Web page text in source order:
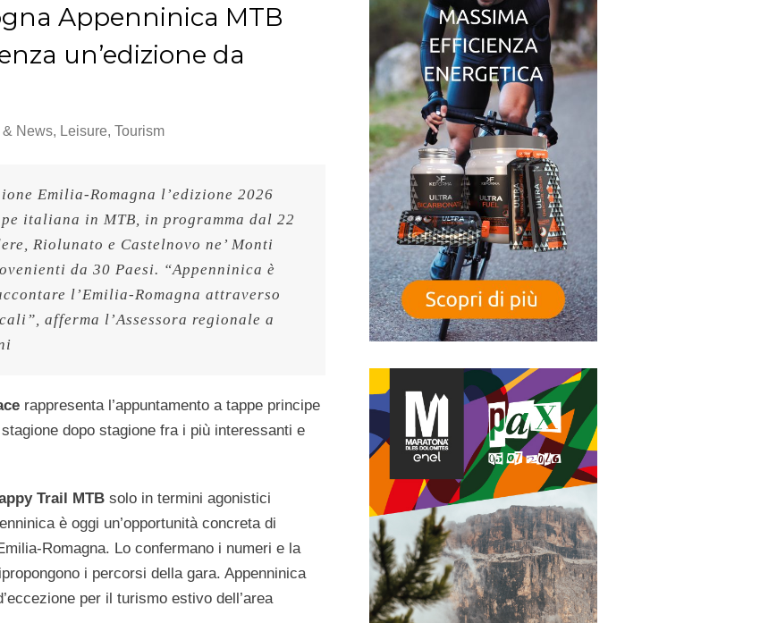
Appenninica MTB
un’edizione da
& News, Leisure, Tourism
Emilia-Romagna l’edizione 2026
italiana in MTB, in programma dal 22
Riolunato e Castelnovo ne’ Monti
da 30 Paesi. “Appenninica è
l’Emilia-Romagna attraverso
afferma l’Assessora regionale a
rappresenta l’appuntamento a tappe principe
dopo stagione fra i più interessanti e
Trail MTB solo in termini agonistici
è oggi un’opportunità concreta di
Romagna. Lo confermano i numeri e la
i percorsi della gara. Appenninica
per il turismo estivo dell’area